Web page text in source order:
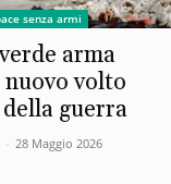
senza armi
arma
nuovo volto
guerra
- 28 Maggio 2026